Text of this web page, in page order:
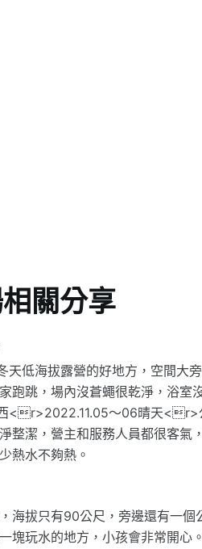
關分享
低海拔露營的好地方，空間大
跑跳，場內沒蒼蠅很乾淨，浴室
<r>2022.11.05～06晴天<r>
整潔，營主和服務人員都很客
熱水不夠熱。
海拔只有90公尺，旁邊還有一
塊玩水的地方，小孩會非常開心。